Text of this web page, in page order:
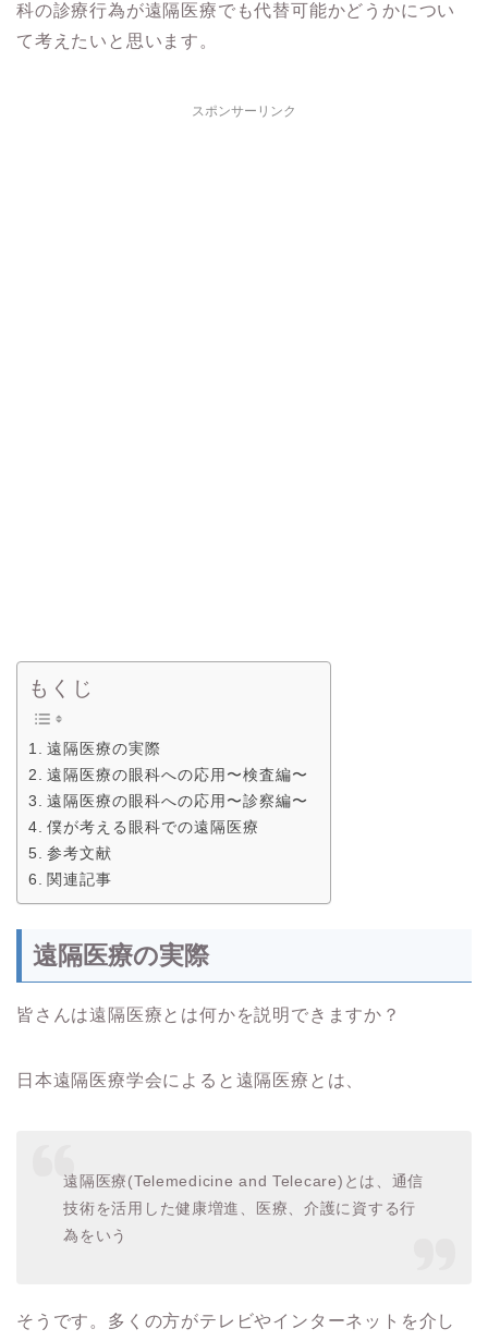
科の診療行為が遠隔医療でも代替可能かどうかについ
て考えたいと思います。
スポンサーリンク
もくじ
遠隔医療の実際
遠隔医療の眼科への応用〜検査編〜
遠隔医療の眼科への応用〜診察編〜
僕が考える眼科での遠隔医療
参考文献
関連記事
遠隔医療の実際
皆さんは遠隔医療とは何かを説明できますか？
日本遠隔医療学会によると遠隔医療とは、
遠隔医療(Telemedicine and Telecare)とは、通信
技術を活用した健康増進、医療、介護に資する行
為をいう
そうです。多くの方がテレビやインターネットを介し